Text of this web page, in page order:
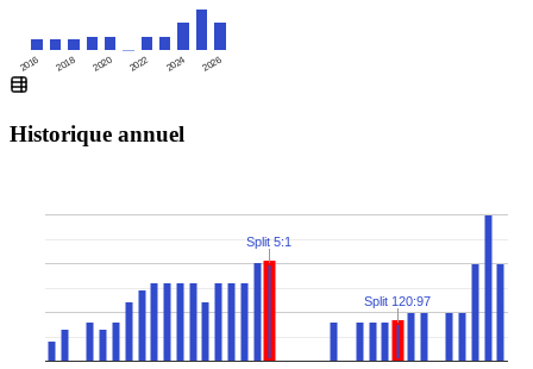
2016 2018 2020 2022 2024 2026
Historique annuel
Split 5:1
Split 120:97